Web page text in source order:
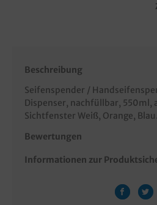
Beschreibung
Seifenspender /
Dispenser, nachfüllbar, 550ml,
Sichtfenster Weiß, Orange,
Bewertungen
Informationen zur